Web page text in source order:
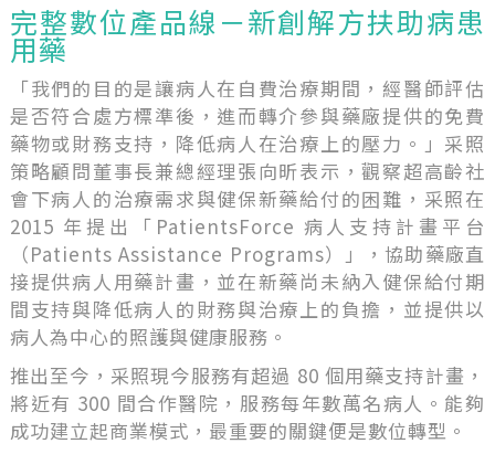
完整數位產品線－新創解方扶助病患
用藥
「我們的目的是讓病人在自費治療期間，經醫師評估
是否符合處方標準後，進而轉介參與藥廠提供的免費
藥物或財務支持，降低病人在治療上的壓力。」采照
策略顧問董事長兼總經理張向昕表示，觀察超高齡社
會下病人的治療需求與健保新藥給付的困難，采照在
2015 年提出「PatientsForce 病人支持計畫平台
（Patients Assistance Programs）」，協助藥廠直
接提供病人用藥計畫，並在新藥尚未納入健保給付期
間支持與降低病人的財務與治療上的負擔，並提供以
病人為中心的照護與健康服務。
推出至今，采照現今服務有超過 80 個用藥支持計畫，
將近有 300 間合作醫院，服務每年數萬名病人。能夠
成功建立起商業模式，最重要的關鍵便是數位轉型。